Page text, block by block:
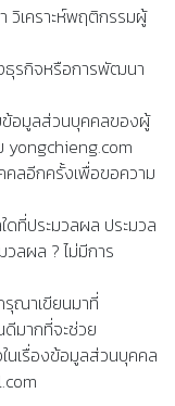
วิเคราะห์พฤติกรรมผู้
ธุรกิจหรือการพัฒนา
อมูลส่วนบุคคลของผู้
yongchieng.com
คลอีกครั้งเพื่อขอความ
ที่ประมวลผล ประมวล
วลผล ? ไม่มีการ
รุณาเขียนมาที่
มากที่จะช่วย
นเรื่องข้อมูลส่วนบุคคล